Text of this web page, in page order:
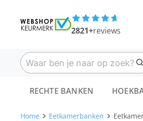
2821+reviews
RECHTE BANKEN
Home Eetkamerbanken